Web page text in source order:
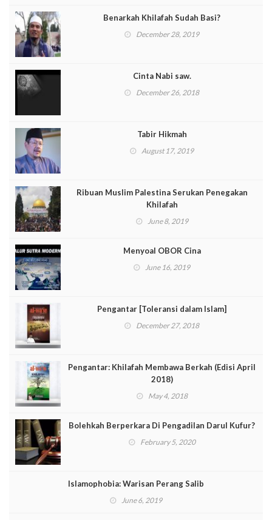
Benarkah Khilafah Sudah Basi?
December 28, 2019
Cinta Nabi saw.
December 26, 2018
Tabir Hikmah
August 17, 2019
Ribuan Muslim Palestina Serukan Penegakan
Khilafah
June 8, 2019
Menyoal OBOR Cina
June 16, 2019
Pengantar [Toleransi dalam Islam]
December 27, 2018
Pengantar: Khilafah Membawa Berkah (Edisi April
2018)
May 4, 2018
Bolehkah Berperkara Di Pengadilan Darul Kufur?
February 5, 2020
Islamophobia: Warisan Perang Salib
June 6, 2019